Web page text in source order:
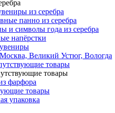
из серебра
панно из серебра
и символы года из серебра
напёрстки
Великий Устюг, Вологда
товары
товары
фарфора
товары
упаковка